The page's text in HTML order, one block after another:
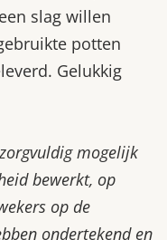
slag willen
potten
Gelukkig
mogelijk
bewerkt, op
op de
ondertekend en